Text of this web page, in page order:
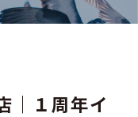
｜１周年イ